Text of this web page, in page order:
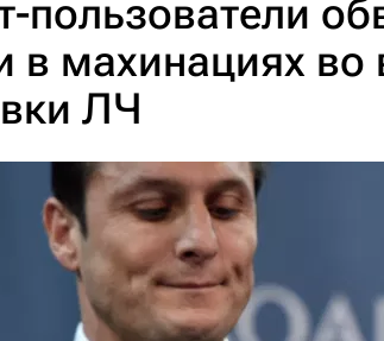
пользователи
в махинациях во
ЛЧ